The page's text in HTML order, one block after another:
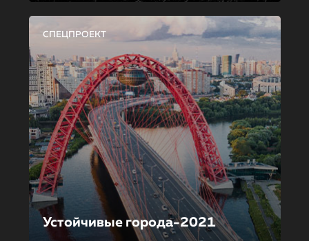
СПЕЦПРОЕКТ
Устойчивые города-2021